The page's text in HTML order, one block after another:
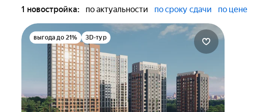
1 новостройка: по актуальности по сроку сдачи по цене
выгода до 21% 3D-тур